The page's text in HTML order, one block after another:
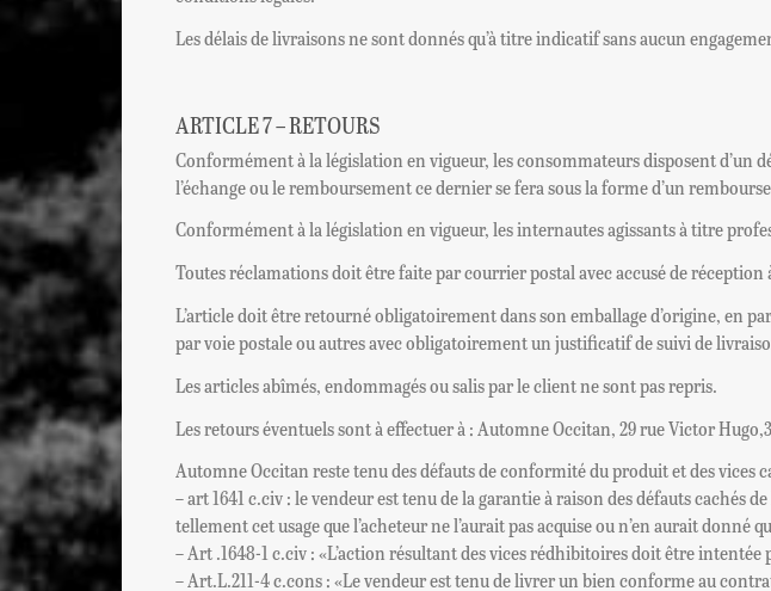
Les délais de livraisons ne sont donnés qu’à titre indicatif sans aucun
ARTICLE 7 – RETOURS
Conformément à la législation en vigueur, les consommateurs disposent
l’échange ou le remboursement ce dernier se fera sous la forme d’un
Conformément à la législation en vigueur, les internautes agissants à titre
Toutes réclamations doit être faite par courrier postal avec accusé de
L’article doit être retourné obligatoirement dans son emballage d’origine, en
par voie postale ou autres avec obligatoirement un justificatif de suivi de
Les articles abîmés, endommagés ou salis par le client ne sont pas repris.
Les retours éventuels sont à effectuer à : Automne Occitan, 29 rue Victor
Automne Occitan reste tenu des défauts de conformité du produit et des vices
– art 1641 c.civ : le vendeur est tenu de la garantie à raison des défauts cachés
tellement cet usage que l’acheteur ne l’aurait pas acquise ou n’en aurait donné
– Art .1648-1 c.civ : «L’action résultant des vices rédhibitoires doit être
– Art.L.211-4 c.cons : «Le vendeur est tenu de livrer un bien conforme au